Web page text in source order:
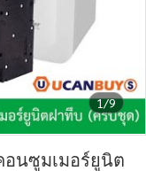
1/9
คอนซูมเมอร์ยูนิต